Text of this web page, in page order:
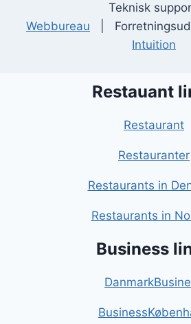
Teknisk
Webbureau |
Intuition
Restauant
Restaurant
Restauranter
Restaurants in
Restaurants in
Business